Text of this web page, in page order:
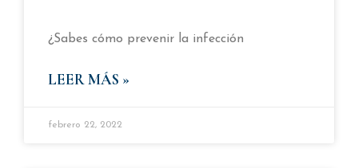
¿Sabes cómo prevenir la infección
LEER MÁS »
febrero 22, 2022